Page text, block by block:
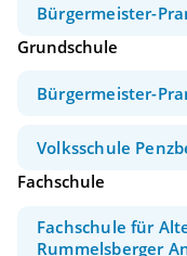
Bürgermeister-
Grundschule
Bürgermeister-
Volksschule
Fachschule
Fachschule für
Rummelsberger